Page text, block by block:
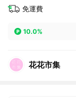
免運費
10.0%
花花市集